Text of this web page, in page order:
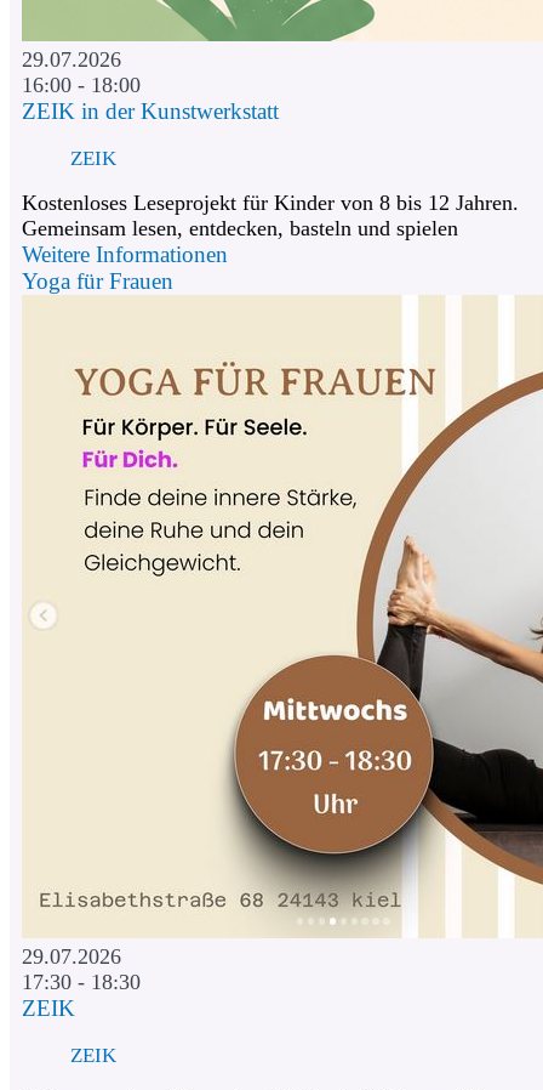
29.07.2026
16:00 - 18:00
ZEIK in der Kunstwerkstatt
ZEIK
Kostenloses Leseprojekt für Kinder von 8 bis 12 Jahren.
Gemeinsam lesen, entdecken, basteln und spielen
Weitere Informationen
Yoga für Frauen
29.07.2026
17:30 - 18:30
ZEIK
ZEIK